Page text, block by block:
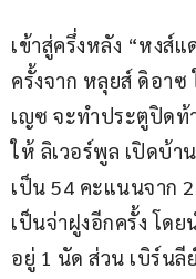
เข้าสู่ครึ่งหลัง “หงส์
ครั้งจาก หลุยส์ ดิอาซ
เญซ​ จะทำประตูปิดท้
ให้ ลิเวอร์พูล เปิดบ้า
เป็น 54 คะแนนจาก
เป็นจ่าฝูงอีกครั้ง โด
อยู่ 1 นัด ส่วน เบิร์นลี